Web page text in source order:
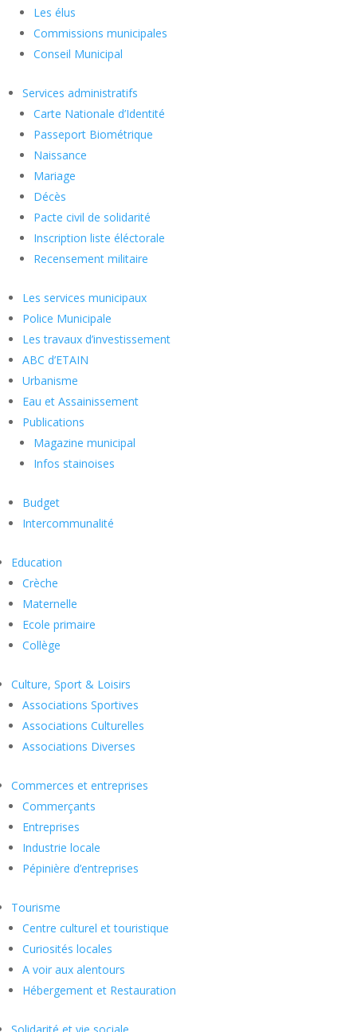
Les élus
Commissions municipales
Conseil Municipal
Services administratifs
Carte Nationale d’Identité
Passeport Biométrique
Naissance
Mariage
Décès
Pacte civil de solidarité
Inscription liste éléctorale
Recensement militaire
Les services municipaux
Police Municipale
Les travaux d’investissement
ABC d’ETAIN
Urbanisme
Eau et Assainissement
Publications
Magazine municipal
Infos stainoises
Budget
Intercommunalité
Education
Crèche
Maternelle
Ecole primaire
Collège
Culture, Sport & Loisirs
Associations Sportives
Associations Culturelles
Associations Diverses
Commerces et entreprises
Commerçants
Entreprises
Industrie locale
Pépinière d’entreprises
Tourisme
Centre culturel et touristique
Curiosités locales
A voir aux alentours
Hébergement et Restauration